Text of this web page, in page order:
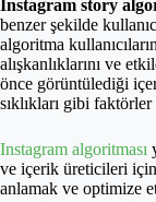
Instagram story
benzer şekilde
algoritma
alışkanlıklarını ve
önce görüntülediği
sıklıkları gibi
Instagram algoritması
ve içerik üreticileri için
anlamak ve optimize